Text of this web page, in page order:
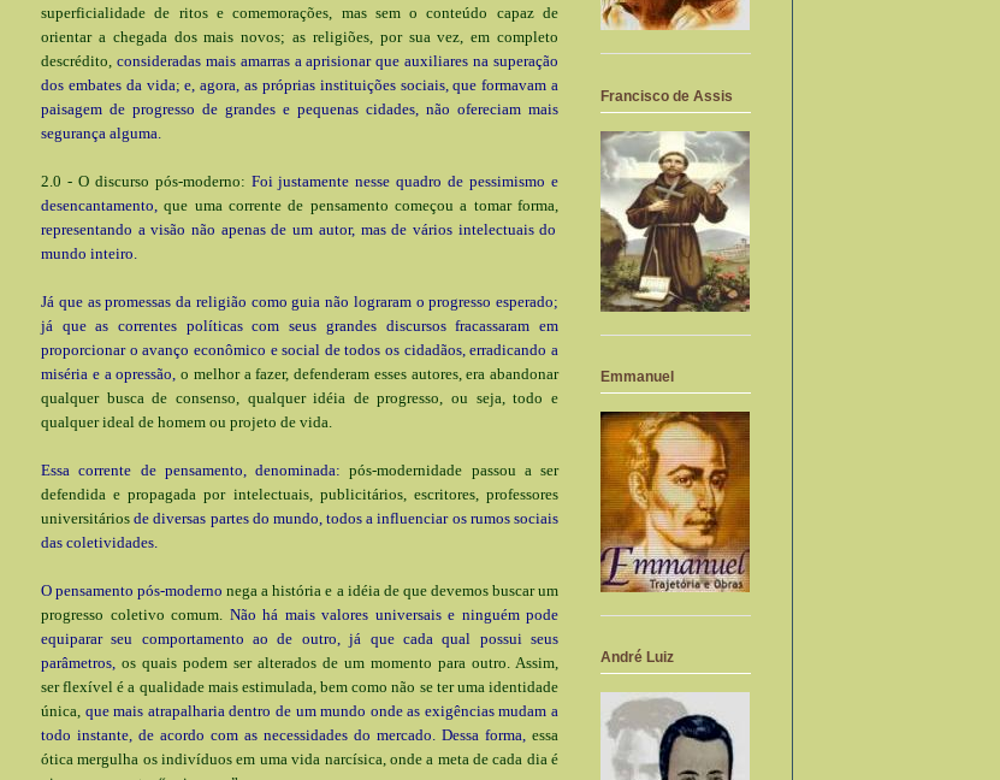
superficialidade de ritos e comemorações, mas sem o conteúdo capaz de
orientar a chegada dos mais novos; as religiões, por sua vez, em completo
descrédito, consideradas mais amarras a aprisionar que auxiliares na superação
dos embates da vida; e, agora, as próprias instituições sociais, que formavam a
paisagem de progresso de grandes e pequenas cidades, não ofereciam mais
segurança alguma.
2.0 - O discurso pós-moderno: Foi justamente nesse quadro de pessimismo e
desencantamento,que uma corrente de pensamento começou a tomar forma,
representando a visão não apenas de um autor, mas de vários intelectuais do
mundo inteiro.
Já que as promessas da religião como guia não lograram o progresso esperado;
já que as correntes políticas com seus grandes discursos fracassaram em
proporcionar o avanço econômico e social de todos os cidadãos, erradicando a
miséria e a opressão, o melhor a fazer, defenderam esses autores, era abandonar
qualquer busca de consenso, qualquer idéia de progresso, ou seja, todo e
qualquer ideal de homem ou projeto de vida.
Essa corrente de pensamento, denominada:pós-modernidade passou a ser
defendida e propagada por intelectuais, publicitários, escritores, professores
universitários de diversas partes do mundo, todos a influenciar os rumos sociais
das coletividades.
O pensamento pós-modernonega a história e a idéia de que devemos buscar um
progresso coletivo comum. Não há mais valores universais e ninguém pode
equiparar seu comportamento ao de outro, já que cada qual possui seus
parâmetros, os quais podem ser alterados de um momento para outro. Assim,
ser flexível é a qualidade mais estimulada, bem como não se ter uma identidade
única, que mais atrapalharia dentro de um mundo onde as exigências mudam a
todo instante, de acordo com as necessidades do mercado. Dessa forma, essa
ótica mergulha os indivíduos em uma vida narcísica, onde a meta de cada dia é
Francisco de Assis
Emmanuel
André Luiz